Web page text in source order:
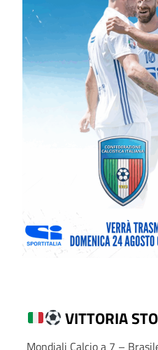
VITTORIA
Mondiali Calcio a 7 –